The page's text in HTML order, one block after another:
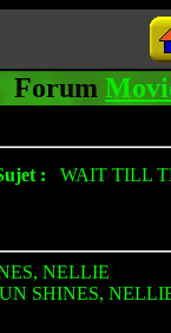
Forum
: WAIT TILL
NELLIE
SHINES,